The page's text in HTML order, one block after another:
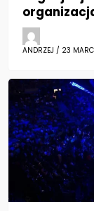
ANDRZEJ / 23